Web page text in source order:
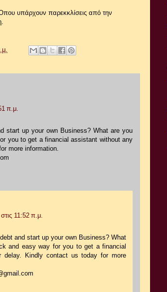
υπάρχουν παρεκκλίσεις από την
π.μ.
start up your own Business? What are you
you to get a financial assistant without any
more information.
11:52 π.μ.
and start up your own Business? What
and easy way for you to get a financial
delay. Kindly contact us today for more